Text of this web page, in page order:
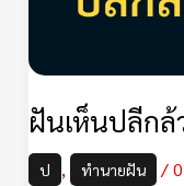
ฝันเห็นปลีกล้
ป , ทำนายฝัน /